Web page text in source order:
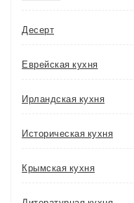
Десерт
Еврейская кухня
Ирландская кухня
Историческая кухня
Крымская кухня